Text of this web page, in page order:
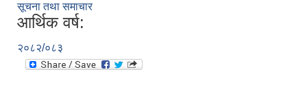
सूचना तथा समाचार
आर्थिक वर्ष:
२०८२/०८३